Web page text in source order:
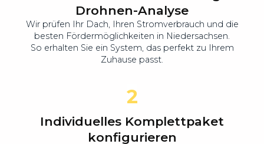
Drohnen-Analyse
Wir prüfen Ihr Dach, Ihren Stromverbrauch und die
besten Fördermöglichkeiten in Niedersachsen.
So erhalten Sie ein System, das perfekt zu Ihrem
Zuhause passt.
2
Individuelles Komplettpaket
konfigurieren